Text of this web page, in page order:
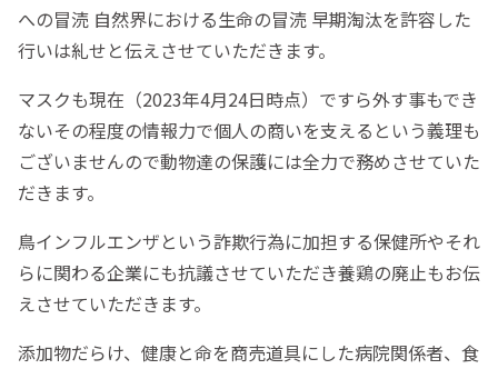
への冒涜 自然界における生命の冒涜 早期淘汰を許容した
行いは糺せと伝えさせていただきます。
マスクも現在（2023年4月24日時点）ですら外す事もでき
ないその程度の情報力で個人の商いを支えるという義理も
ございませんので動物達の保護には全力で務めさせていた
だきます。
鳥インフルエンザという詐欺行為に加担する保健所やそれ
らに関わる企業にも抗議させていただき養鶏の廃止もお伝
えさせていただきます。
添加物だらけ、健康と命を商売道具にした病院関係者、食